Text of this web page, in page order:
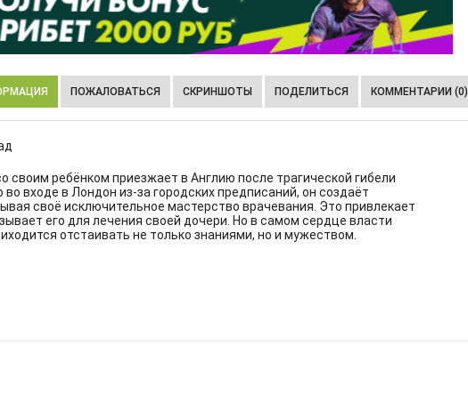
ПОЖАЛОВАТЬСЯ СКРИНШОТЫ ПОДЕЛИТЬСЯ КОММЕНТАРИИ (0)
своим ребёнком приезжает в Англию после трагической гибели
входе в Лондон из-за городских предписаний, он создаёт
своё исключительное мастерство врачевания. Это привлекает
его для лечения своей дочери. Но в самом сердце власти
отстаивать не только знаниями, но и мужеством.